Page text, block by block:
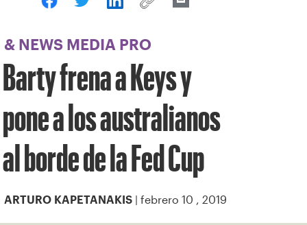
& NEWS MEDIA PRO
Barty frena a Keys y
pone a los australianos
al borde de la Fed Cup
ARTURO KAPETANAKIS | febrero 10 , 2019